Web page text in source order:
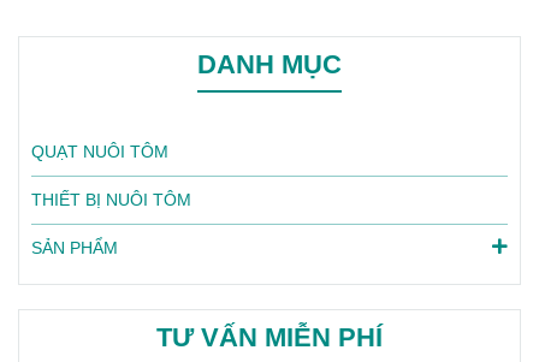
DANH MỤC
QUẠT NUÔI TÔM
THIẾT BỊ NUÔI TÔM
SẢN PHẨM
TƯ VẤN MIỄN PHÍ